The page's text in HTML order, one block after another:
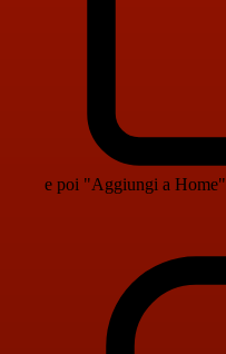
e poi "Aggiungi a Home"